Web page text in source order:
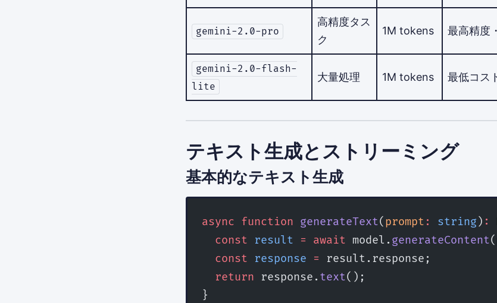
gemini-2.0-pro
高精度タス
ク
1M tokens 最高精度
gemini-2.0-flash-
lite
大量処理 1M tokens 最低コス
テキスト生成とストリーミング
基本的なテキスト生成
async function generateText( prompt : string ) :
  const
result = await model. generateContent
  const
response = result.response;
  return
response. text();
}